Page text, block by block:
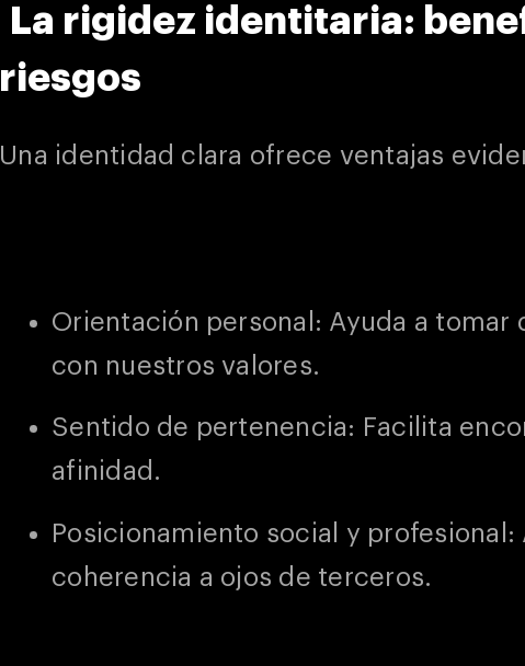
⁠La rigidez identitaria:
riesgos
Una identidad clara ofrece ventajas
Orientación personal: Ayuda a tomar
con nuestros valores.
Sentido de pertenencia: Facilita
afinidad.
Posicionamiento social y
coherencia a ojos de terceros.